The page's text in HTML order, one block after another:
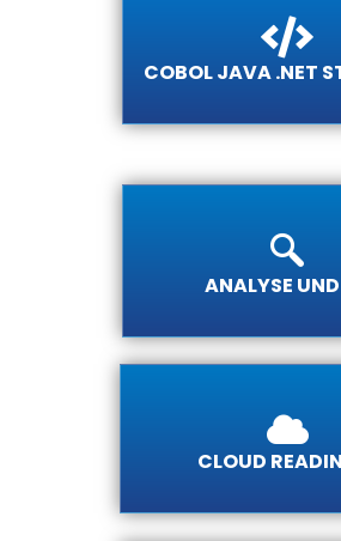
COBOL JAVA .NET
ANALYSE
CLOUD